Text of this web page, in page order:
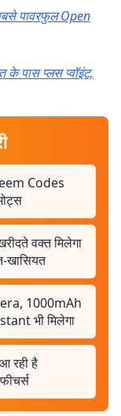
पावरफुल Open
के पास प्लस प्वॉइंट,
Codes
वक्त मिलेगा
खासियत
1000mAh
भी मिलेगा
रही है